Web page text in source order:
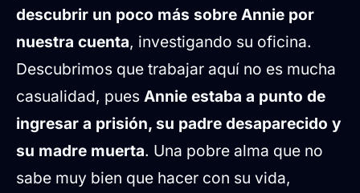
descubrir un poco más sobre Annie por
nuestra cuenta, investigando su oficina.
Descubrimos que trabajar aquí no es mucha
casualidad, pues Annie estaba a punto de
ingresar a prisión, su padre desaparecido y
su madre muerta. Una pobre alma que no
sabe muy bien que hacer con su vida,